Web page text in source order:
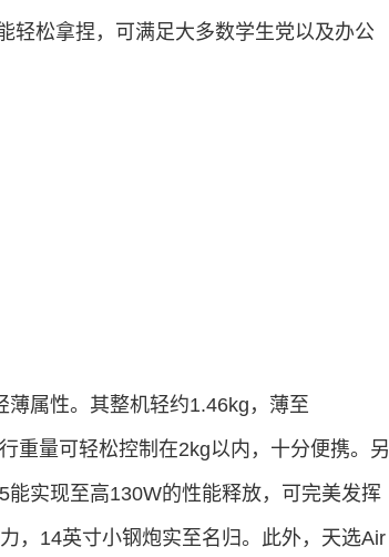
轻松拿捏，可满足大多数学生党以及办公
属性。其整机轻约1.46kg，薄至
重量可轻松控制在2kg以内，十分便携。另
实现至高130W的性能释放，可完美发挥
，14英寸小钢炮实至名归。此外，天选Air